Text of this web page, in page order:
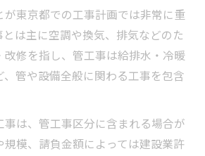
が東京都での工事計画では非常に重
は主に空調や換気、排気などのた
改修を指し、管工事は給排水・冷暖
管や設備全般に関わる工事を包含
は、管工事区分に含まれる場合が
規模、請負金額によっては建設業許